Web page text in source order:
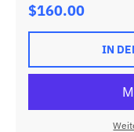
$160.00
IN